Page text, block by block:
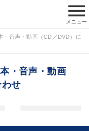
menu
メニュー
音声・動画（CD／DVD）に
・音声・動画
わせ